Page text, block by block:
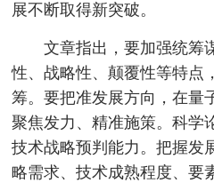
展不断取得新突破。
文章指出，要加强统筹
性、战略性、颠覆性等特点
筹。要把准发展方向，在量
聚焦发力、精准施策。科学
技术战略预判能力。把握发
略需求、技术成熟程度、要